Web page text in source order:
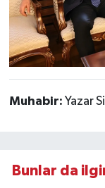
Muhabir: Yazar
Bunlar da